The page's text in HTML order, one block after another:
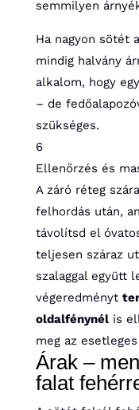
semmilyen
Ha nagyon sötét
mindig halvány
alkalom, hogy
– de
szükséges.
6
Ellenőrzés és
A záró réteg
felhordás után,
távolítsd el
teljesen száraz
szalaggal együtt
végeredményt
oldalfénynélis
meg az
Árak –
falat